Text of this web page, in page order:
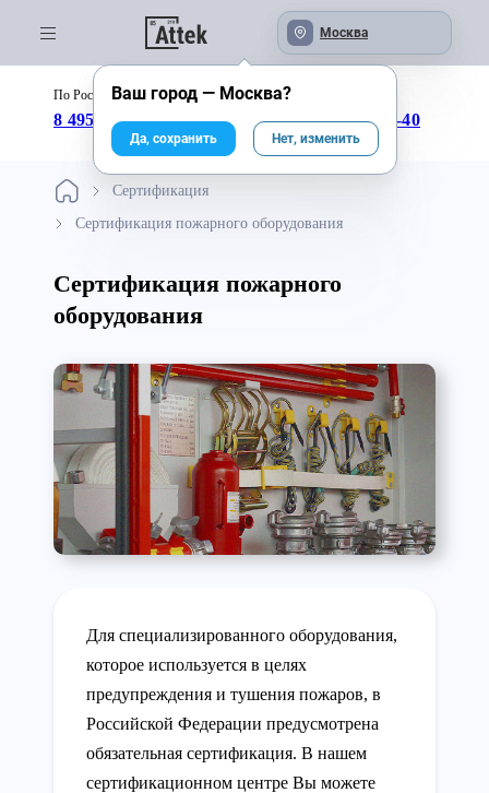
Москва
По России бесплатно:
8 495 246-04-43 8 800 333-25-40
Сертификация
Сертификация пожарного оборудования
Сертификация пожарного
оборудования
Для специализированного оборудования,
которое используется в целях
предупреждения и тушения пожаров, в
Российской Федерации предусмотрена
обязательная сертификация. В нашем
сертификационном центре Вы можете
Ваш город — Москва?
Да, сохранить Нет, изменить